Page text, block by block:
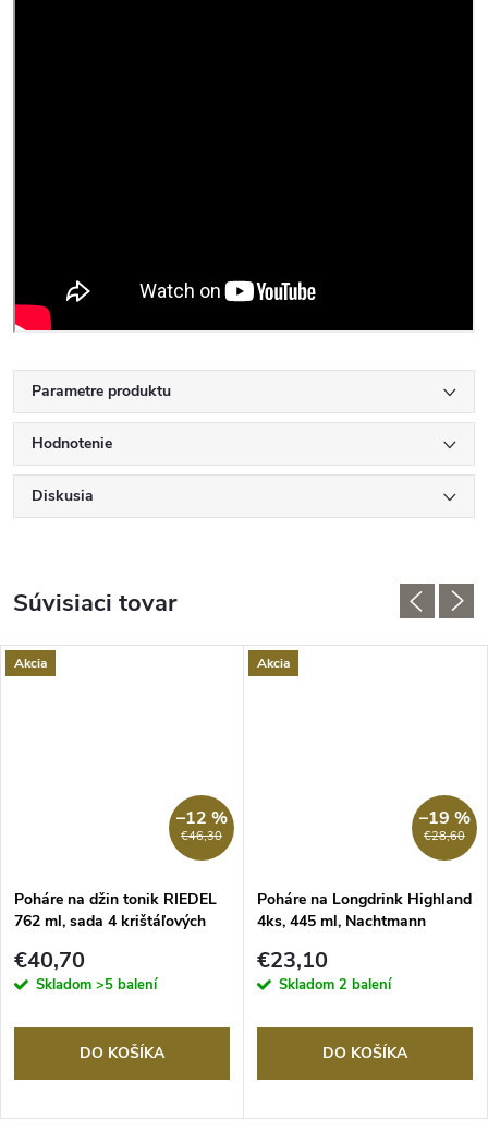
Parametre produktu
Hodnotenie
Diskusia
Súvisiaci tovar
Akcia
€46,30
–12 %
Poháre na džin tonik RIEDEL
762 ml, sada 4 krištáľových
€40,70
Skladom >5 balení
DO KOŠÍKA
Akcia
€28,60
–19 %
Poháre na Longdrink Highland
4ks, 445 ml, Nachtmann
€23,10
Skladom 2 balení
DO KOŠÍKA